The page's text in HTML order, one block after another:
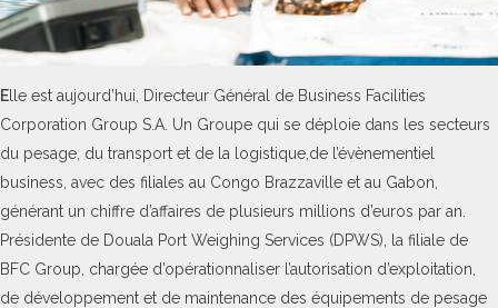
E lle est aujourd’hui, Directeur Général de Business Facilities
Corporation Group S.A. Un Groupe qui se déploie dans les secteurs
du pesage, du transport et de la logistique,de l’évènementiel
business, avec des filiales au Congo Brazzaville et au Gabon,
générant un chiffre d’affaires de plusieurs millions d’euros par an.
Présidente de Douala Port Weighing Services (DPWS), la filiale de
BFC Group, chargée d’opérationnaliser l’autorisation d’exploitation,
de développement et de maintenance des équipements de pesage